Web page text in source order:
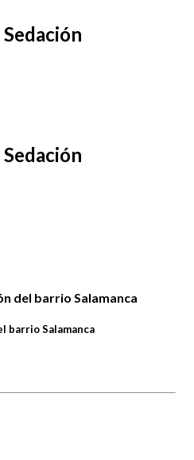
del barrio Salamanca
barrio Salamanca